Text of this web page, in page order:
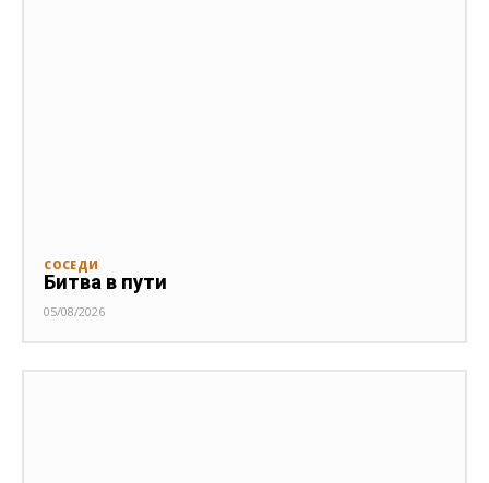
СОСЕДИ
Битва в пути
05/08/2026